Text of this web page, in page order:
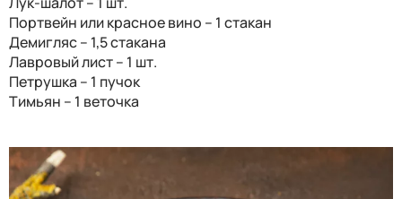
Портвейн или красное вино – 1 стакан
Демигляс – 1,5 стакана
Лавровый лист – 1 шт.
Петрушка – 1 пучок
Тимьян – 1 веточка